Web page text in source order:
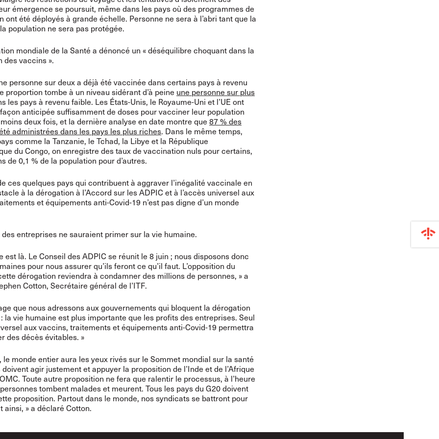
émergence se poursuit, même dans les pays où des programmes de
ont été déployés à grande échelle. Personne ne sera à l’abri tant que la
population ne sera pas protégée.
mondiale de la Santé a dénoncé un « déséquilibre choquant dans la
des vaccins ».
personne sur deux a déjà été vaccinée dans certains pays à revenu
proportion tombe à un niveau sidérant d’à peine une personne sur plus
les pays à revenu faible. Les États-Unis, le Royaume-Uni et l’UE ont
anticipée suffisamment de doses pour vacciner leur population
deux fois, et la dernière analyse en date montre que 87 % des
administrées dans les pays les plus riches. Dans le même temps,
comme la Tanzanie, le Tchad, la Libye et la République
du Congo, on enregistre des taux de vaccination nuls pour certains,
de 0,1 % de la population pour d’autres.
ces quelques pays qui contribuent à aggraver l’inégalité vaccinale en
à la dérogation à l’Accord sur les ADPIC et à l’accès universel aux
et équipements anti-Covid-19 n’est pas digne d’un monde
entreprises ne sauraient primer sur la vie humaine.
est là. Le Conseil des ADPIC se réunit le 8 juin ; nous disposons donc
pour nous assurer qu’ils feront ce qu’il faut. L’opposition du
dérogation reviendra à condamner des millions de personnes, » a
Cotton, Secrétaire général de l’ITF.
que nous adressons aux gouvernements qui bloquent la dérogation
la vie humaine est plus importante que les profits des entreprises. Seul
aux vaccins, traitements et équipements anti-Covid-19 permettra
des décès évitables. »
le monde entier aura les yeux rivés sur le Sommet mondial sur la santé
agir justement et appuyer la proposition de l’Inde et de l’Afrique
Toute autre proposition ne fera que ralentir le processus, à l’heure
tombent malades et meurent. Tous les pays du G20 doivent
proposition. Partout dans le monde, nos syndicats se battront pour
ainsi, » a déclaré Cotton.